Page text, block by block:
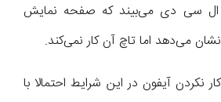
ال سی دی می‌بیند که صفحه نمایش
می‌دهد اما تاچ آن کار نمی‌کند.
نکردن آیفون در این شرایط احتمالا با